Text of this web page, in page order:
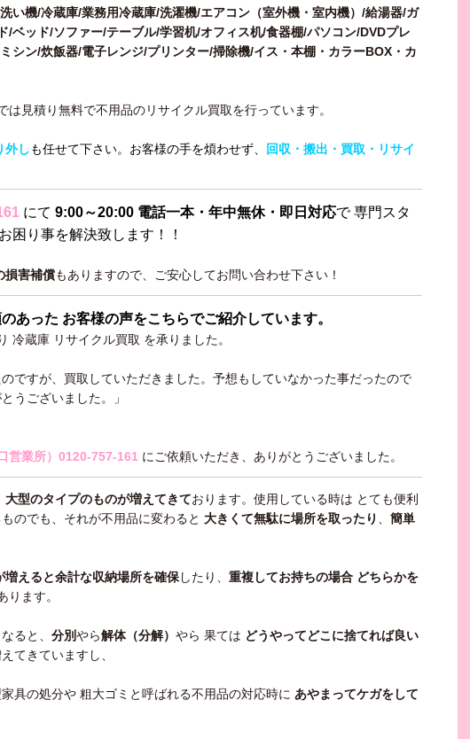
い機/冷蔵庫/業務用冷蔵庫/洗濯機/エアコン（室外機・室内機）/給湯器/ガ
/ベッド/ソファー/テーブル/学習机/オフィス机/食器棚/パソコン/DVDプレ
シン/炊飯器/電子レンジ/プリンター/掃除機/イス・本棚・カラーBOX・カ
は見積り無料で不用品のリサイクル買取を行っています。
外しも任せて下さい。お客様の手を煩わせず、
回収・搬出・買取・リサイ
にて 9:00～20:00 電話一本・年中無休・即日対応で 専門スタ
困り事を解決致します！！
損害補償もありますので、ご安心してお問い合わせ下さい！
あった お客様の声をこちらでご紹介しています。
冷蔵庫 リサイクル買取 を承りました。
のですが、買取していただきました。予想もしていなかった事だったので
うございました。」
営業所） 0120-757-161 にご依頼いただき、ありがとうございました。
大型のタイプのものが増えてきております。使用している時は とても便利
のでも、それが不用品に変わると 大きくて無駄に場所を取ったり
簡単
増えると余計な収納場所を確保したり、 重複してお持ちの場合 どちらかを
ります。
ると、 分別やら解体（分解） やら 果ては どうやってどこに捨てれば良い
てきていますし、
具の処分や 粗大ゴミと呼ばれる不用品の対応時に あやまってケガをして